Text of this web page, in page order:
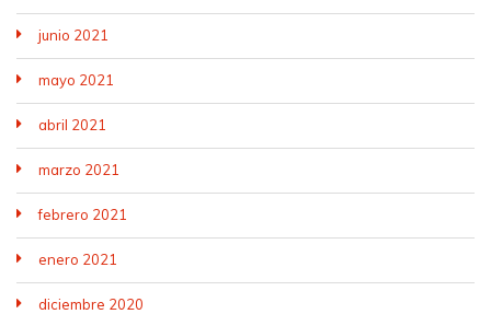
junio 2021
mayo 2021
abril 2021
marzo 2021
febrero 2021
enero 2021
diciembre 2020